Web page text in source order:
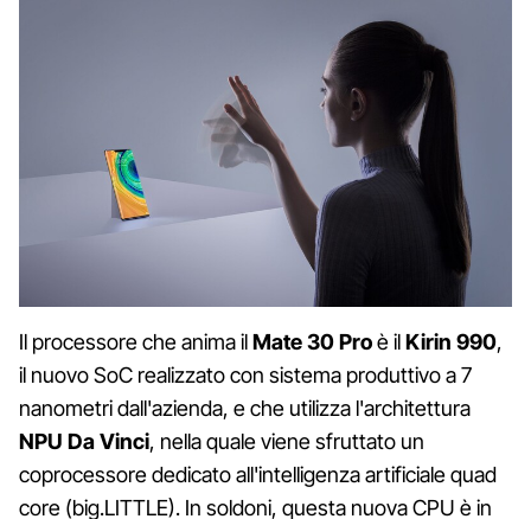
Il processore che anima ilMate 30 Proè ilKirin 990,
il nuovo SoC realizzato con sistema produttivo a 7
nanometri dall'azienda, e che utilizza l'architettura
NPU Da Vinci, nella quale viene sfruttato un
coprocessore dedicato all'intelligenza artificiale quad
core (big.LITTLE). In soldoni, questa nuova CPU è in